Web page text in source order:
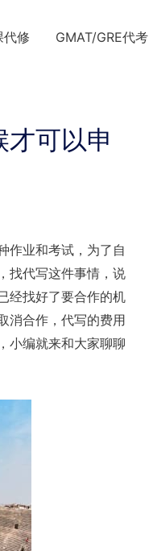
代修 GMAT/GRE代考
可以申
作业和考试，为了自
找代写这件事情，说
经找好了要合作的机
消合作，代写的费用
小编就来和大家聊聊